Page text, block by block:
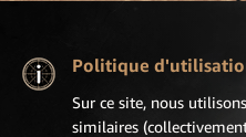
Politique
Sur ce site, nous
similaires